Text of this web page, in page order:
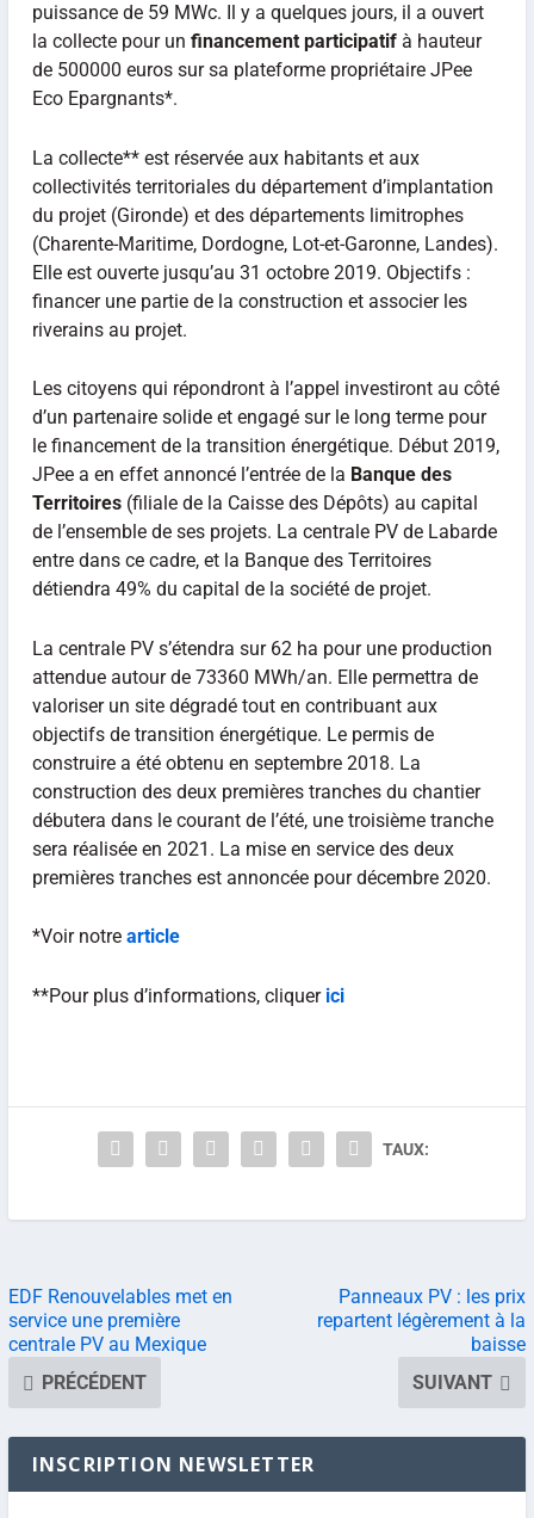
puissance de 59 MWc. Il y a quelques jours, il a ouvert
la collecte pour un financement participatifà hauteur
de 500000 euros sur sa plateforme propriétaire JPee
Eco Epargnants*.
La collecte** est réservée aux habitants et aux
collectivités territoriales du département d’implantation
du projet (Gironde) et des départements limitrophes
(Charente-Maritime, Dordogne, Lot-et-Garonne, Landes).
Elle est ouverte jusqu’au 31 octobre 2019. Objectifs :
financer une partie de la construction et associer les
riverains au projet.
Les citoyens qui répondront à l’appel investiront au côté
d’un partenaire solide et engagé sur le long terme pour
le financement de la transition énergétique. Début 2019,
JPee a en effet annoncé l’entrée de la Banque des
Territoires(filiale de la Caisse des Dépôts) au capital
de l’ensemble de ses projets. La centrale PV de Labarde
entre dans ce cadre, et la Banque des Territoires
détiendra 49% du capital de la société de projet.
La centrale PV s’étendra sur 62 ha pour une production
attendue autour de 73360 MWh/an. Elle permettra de
valoriser un site dégradé tout en contribuant aux
objectifs de transition énergétique. Le permis de
construire a été obtenu en septembre 2018. La
construction des deux premières tranches du chantier
débutera dans le courant de l’été, une troisième tranche
sera réalisée en 2021. La mise en service des deux
premières tranches est annoncée pour décembre 2020.
*Voir notre article
**Pour plus d’informations, cliquer ici
TAUX:
EDF Renouvelables met en
service une première
centrale PV au Mexique
PRÉCÉDENT
Panneaux PV : les prix
repartent légèrement à la
baisse
SUIVANT
INSCRIPTION NEWSLETTER